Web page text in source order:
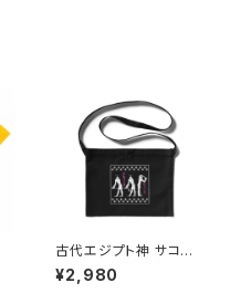
古代エジプト神 サコッ
シュ Ancient Egyptia
n Gods Musette
¥2,980